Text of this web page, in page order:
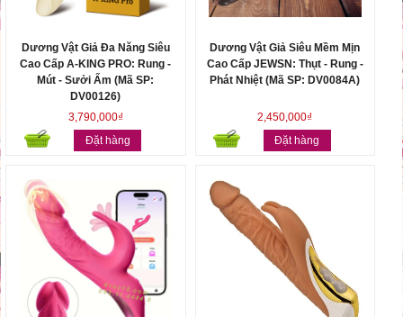
Dương Vật Giả Đa Năng Siêu
Cao Cấp A-KING PRO: Rung -
Mút - Sưởi Ấm (Mã SP:
DV00126)
3,790,000₫
Đặt hàng
Dương Vật Giả Siêu Mềm Mịn
Cao Cấp JEWSN: Thụt - Rung -
Phát Nhiệt (Mã SP: DV0084A)
2,450,000₫
Đặt hàng